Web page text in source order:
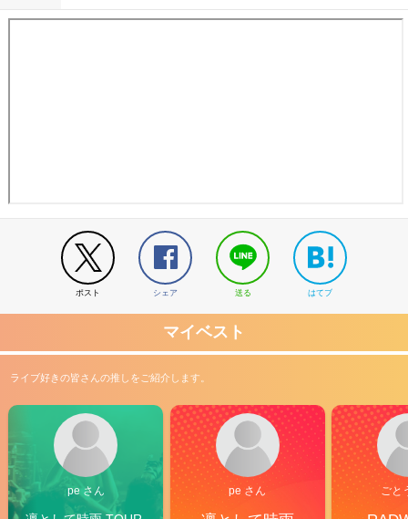
ポスト シェア 送る はてブ
マイベスト
ライブ好きの皆さんの推しをご紹介します。
pe さん pe さん ごと